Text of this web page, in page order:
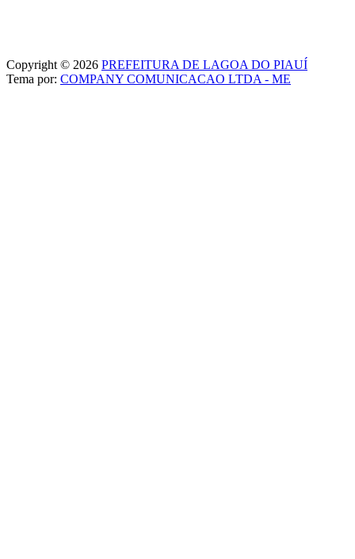
Copyright © 2026 PREFEITURA DE LAGOA DO PIAUÍ
Tema por: COMPANY COMUNICACAO LTDA - ME